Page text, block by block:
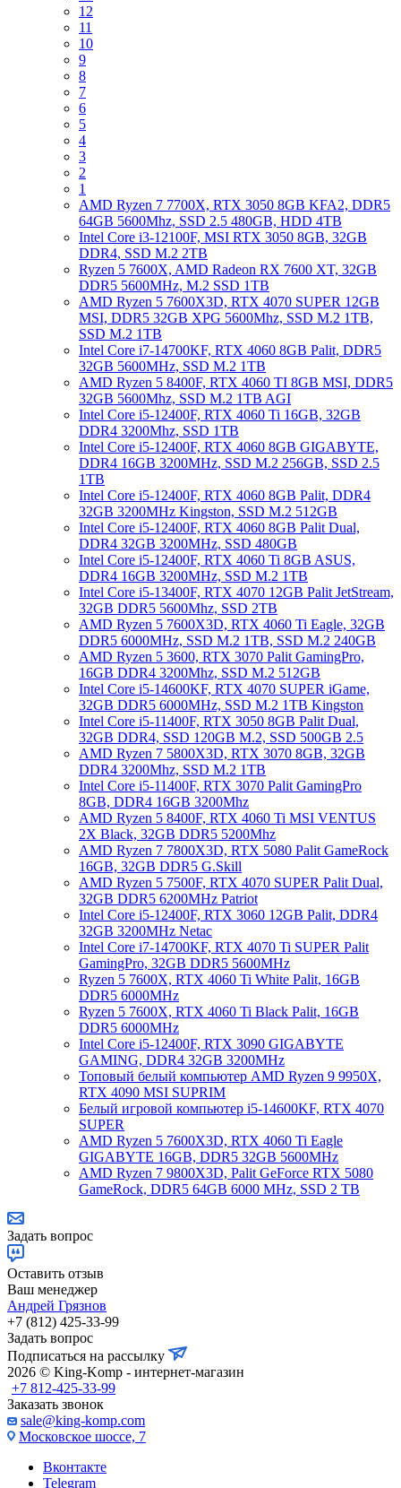
12
11
10
9
8
7
6
5
4
3
2
1
AMD Ryzen 7 7700X, RTX 3050 8GB KFA2, DDR5
64GB 5600Mhz, SSD 2.5 480GB, HDD 4TB
Intel Core i3-12100F, MSI RTX 3050 8GB, 32GB
DDR4, SSD M.2 2TB
Ryzen 5 7600X, AMD Radeon RX 7600 XT, 32GB
DDR5 5600MHz, M.2 SSD 1TB
AMD Ryzen 5 7600X3D, RTX 4070 SUPER 12GB
MSI, DDR5 32GB XPG 5600Mhz, SSD M.2 1TB,
SSD M.2 1TB
Intel Core i7-14700KF, RTX 4060 8GB Palit, DDR5
32GB 5600MHz, SSD M.2 1TB
AMD Ryzen 5 8400F, RTX 4060 TI 8GB MSI, DDR5
32GB 5600Mhz, SSD M.2 1TB AGI
Intel Core i5-12400F, RTX 4060 Ti 16GB, 32GB
DDR4 3200Mhz, SSD 1TB
Intel Core i5-12400F, RTX 4060 8GB GIGABYTE,
DDR4 16GB 3200MHz, SSD M.2 256GB, SSD 2.5
1TB
Intel Core i5-12400F, RTX 4060 8GB Palit, DDR4
32GB 3200MHz Kingston, SSD M.2 512GB
Intel Core i5-12400F, RTX 4060 8GB Palit Dual,
DDR4 32GB 3200MHz, SSD 480GB
Intel Core i5-12400F, RTX 4060 Ti 8GB ASUS,
DDR4 16GB 3200MHz, SSD M.2 1TB
Intel Core i5-13400F, RTX 4070 12GB Palit JetStream,
32GB DDR5 5600Mhz, SSD 2TB
AMD Ryzen 5 7600X3D, RTX 4060 Ti Eagle, 32GB
DDR5 6000MHz, SSD M.2 1TB, SSD M.2 240GB
AMD Ryzen 5 3600, RTX 3070 Palit GamingPro,
16GB DDR4 3200Mhz, SSD M.2 512GB
Intel Core i5-14600KF, RTX 4070 SUPER iGame,
32GB DDR5 6000MHz, SSD M.2 1TB Kingston
Intel Core i5-11400F, RTX 3050 8GB Palit Dual,
32GB DDR4, SSD 120GB M.2, SSD 500GB 2.5
AMD Ryzen 7 5800X3D, RTX 3070 8GB, 32GB
DDR4 3200Mhz, SSD M.2 1TB
Intel Core i5-11400F, RTX 3070 Palit GamingPro
8GB, DDR4 16GB 3200Mhz
AMD Ryzen 5 8400F, RTX 4060 Ti MSI VENTUS
2X Black, 32GB DDR5 5200Mhz
AMD Ryzen 7 7800X3D, RTX 5080 Palit GameRock
16GB, 32GB DDR5 G.Skill
AMD Ryzen 5 7500F, RTX 4070 SUPER Palit Dual,
32GB DDR5 6200MHz Patriot
Intel Core i5-12400F, RTX 3060 12GB Palit, DDR4
32GB 3200MHz Netac
Intel Core i7-14700KF, RTX 4070 Ti SUPER Palit
GamingPro, 32GB DDR5 5600MHz
Ryzen 5 7600X, RTX 4060 Ti White Palit, 16GB
DDR5 6000MHz
Ryzen 5 7600X, RTX 4060 Ti Black Palit, 16GB
DDR5 6000MHz
Intel Core i5-12400F, RTX 3090 GIGABYTE
GAMING, DDR4 32GB 3200MHz
Топовый белый компьютер AMD Ryzen 9 9950X,
RTX 4090 MSI SUPRIM
Белый игровой компьютер i5-14600KF, RTX 4070
SUPER
AMD Ryzen 5 7600X3D, RTX 4060 Ti Eagle
GIGABYTE 16GB, DDR5 32GB 5600MHz
AMD Ryzen 7 9800X3D, Palit GeForce RTX 5080
GameRock, DDR5 64GB 6000 MHz, SSD 2 TB
Задать вопрос
Оставить отзыв
Ваш менеджер
Андрей Грязнов
+7 (812) 425-33-99
Задать вопрос
Подписаться на рассылку
2026 © King-Komp - интернет-магазин
+7 812-425-33-99
Заказать звонок
sale@king-komp.com
Московское шоссе, 7
Вконтакте
Telegram